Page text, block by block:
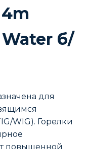
б/
для
WIG). Горелки
повышенной